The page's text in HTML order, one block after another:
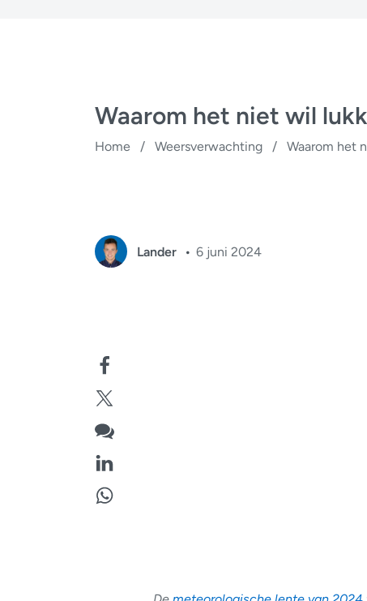
Waarom het niet wil
Home / Weersverwachting / Waarom het
Lander 6 juni 2024